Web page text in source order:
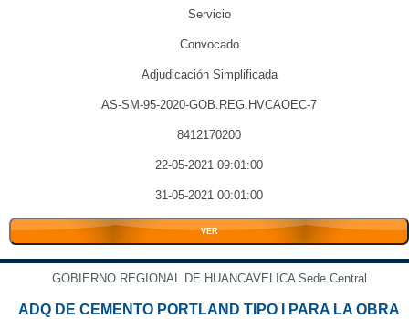
Servicio
Convocado
Adjudicación Simplificada
AS-SM-95-2020-GOB.REG.HVCAOEC-7
8412170200
22-05-2021 09:01:00
31-05-2021 00:01:00
VER
GOBIERNO REGIONAL DE HUANCAVELICA Sede Central
ADQ DE CEMENTO PORTLAND TIPO I PARA LA OBRA